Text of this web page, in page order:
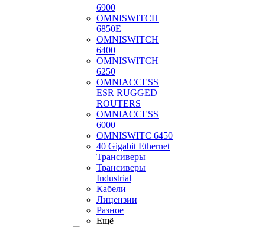
6900
OMNISWITCH
6850E
OMNISWITCH
6400
OMNISWITCH
6250
OMNIACCESS
ESR RUGGED
ROUTERS
OMNIACCESS
6000
OMNISWITC 6450
40 Gigabit Ethernet
Трансиверы
Трансиверы
Industrial
Кабели
Лицензии
Разное
Ещё